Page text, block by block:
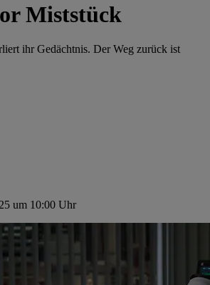
Miststück
ihr Gedächtnis. Der Weg zurück ist
um 10:00 Uhr